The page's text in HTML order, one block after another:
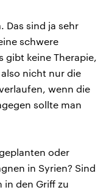
Das sind ja sehr
schwere
gibt keine Therapie,
nicht nur die
wenn die
sollte man
oder
in Syrien? Sind
in den Griff zu